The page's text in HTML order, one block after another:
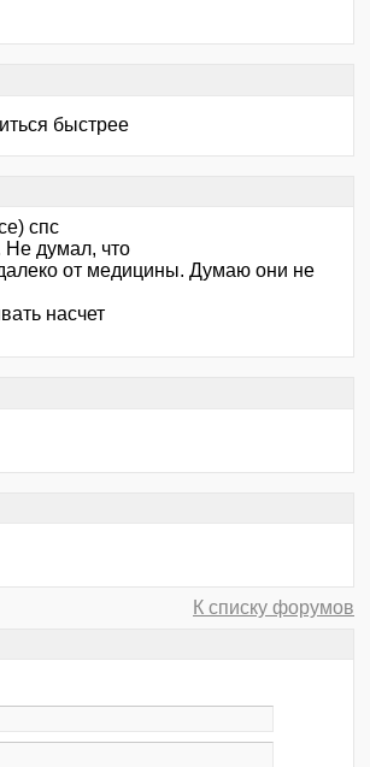
быстрее
спс
Не думал, что
далеко от медицины. Думаю они не
насчет
К списку форумов